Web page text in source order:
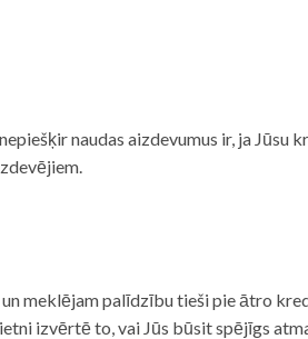
naudas aizdevumus ir, ja
meklējam palīdzību tieši pie ātro
izvērtē to, vai Jūs būsit spējīgs